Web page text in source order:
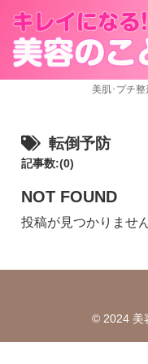
美肌･プチ
転倒予防
記事数:(0)
NOT FOUND
投稿が見つかりませ
© 2024 美